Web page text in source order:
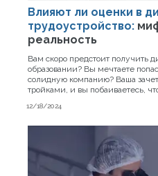
Влияют ли оценки в
трудоустройство:
реальность
12/18/2024
Вам скоро предстоит получить
образовании? Вы мечтаете
солидную компанию? Ваша
тройками, и вы побаиваетесь, что